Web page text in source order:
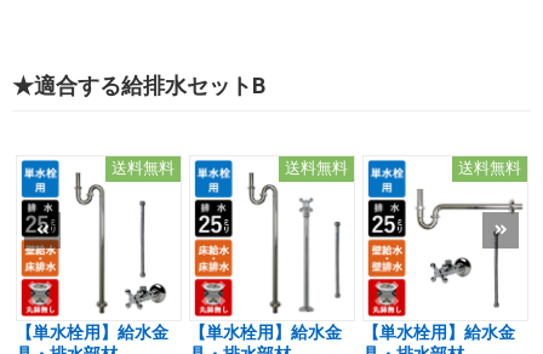
★適合する給排水セットB
送料無料
【単水栓用】給水金
送料無料
【単水栓用】給水金
送料無料
【単水栓用】給水金